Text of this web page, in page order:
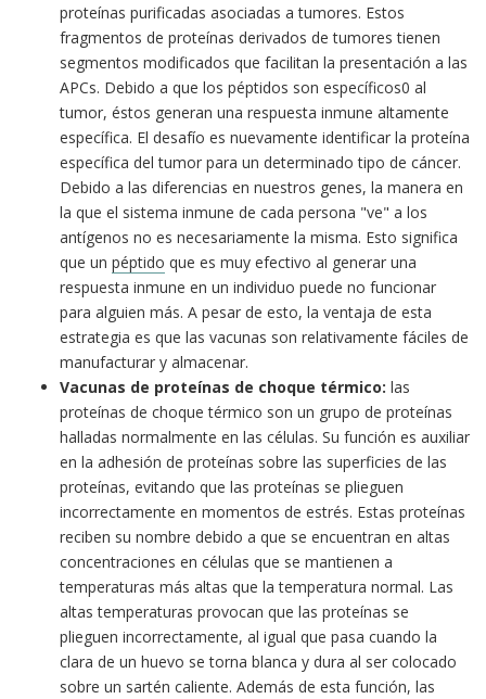
proteínas purificadas asociadas a tumores. Estos
fragmentos de proteínas derivados de tumores tienen
segmentos modificados que facilitan la presentación a las
APCs. Debido a que los péptidos son específicos0 al
tumor, éstos generan una respuesta inmune altamente
específica. El desafío es nuevamente identificar la proteína
específica del tumor para un determinado tipo de cáncer.
Debido a las diferencias en nuestros genes, la manera en
la que el sistema inmune de cada persona "ve" a los
antígenos no es necesariamente la misma. Esto significa
que un péptido que es muy efectivo al generar una
respuesta inmune en un individuo puede no funcionar
para alguien más. A pesar de esto, la ventaja de esta
estrategia es que las vacunas son relativamente fáciles de
manufacturar y almacenar.
Vacunas de proteínas de choque térmico: las
proteínas de choque térmico son un grupo de proteínas
halladas normalmente en las células. Su función es auxiliar
en la adhesión de proteínas sobre las superficies de las
proteínas, evitando que las proteínas se plieguen
incorrectamente en momentos de estrés. Estas proteínas
reciben su nombre debido a que se encuentran en altas
concentraciones en células que se mantienen a
temperaturas más altas que la temperatura normal. Las
altas temperaturas provocan que las proteínas se
plieguen incorrectamente, al igual que pasa cuando la
clara de un huevo se torna blanca y dura al ser colocado
sobre un sartén caliente. Además de esta función, las